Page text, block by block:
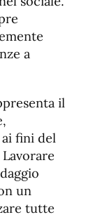
a
il
fini del
un
tutte